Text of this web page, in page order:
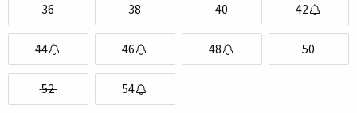
36 38 40 42
44 46 48 50
52 54